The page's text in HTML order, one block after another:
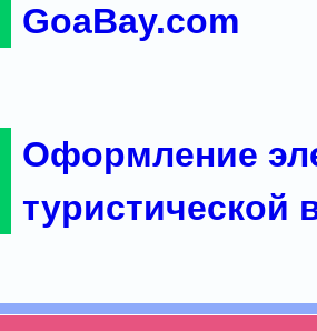
GoaBay.com
Оформление